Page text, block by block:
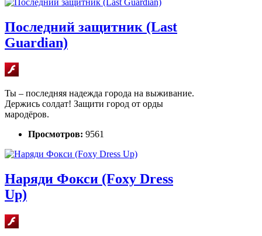
Последний защитник (Last
Guardian)
Ты – последняя надежда города на выживание.
Держись солдат! Защити город от орды
мародёров.
Просмотров: 9561
Наряди Фокси (Foxy Dress
Up)